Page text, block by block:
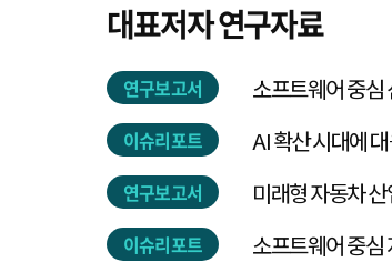
대표저자 연구자료
연구보고서 소프트웨어 중심
이슈리포트 AI 확산 시대에
연구보고서
이슈리포트 소프트웨어 중심